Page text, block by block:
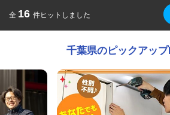
全 16 件ヒットしました
千葉県のピックアップ